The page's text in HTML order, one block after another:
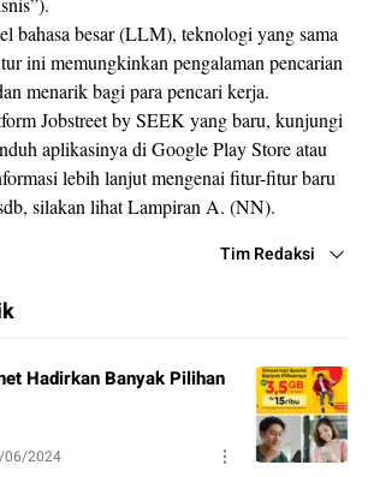
bahasa besar (LLM), teknologi yang sama
ini memungkinkan pengalaman pencarian
menarik bagi para pencari kerja.
Jobstreet by SEEK yang baru, kunjungi
aplikasinya di Google Play Store atau
lebih lanjut mengenai fitur-fitur baru
silakan lihat Lampiran A. (NN).
Tim Redaksi
Hadirkan Banyak Pilihan
06/2024